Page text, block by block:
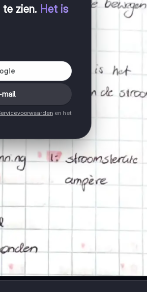
te zien. Het is
en het